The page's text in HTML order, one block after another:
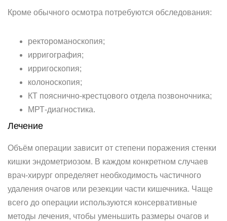
Кроме обычного осмотра потребуются обследования:
ректороманоскопия;
ирригография;
ирригоскопия;
колоноскопия;
КТ пояснично-крестцового отдела позвоночника;
МРТ-диагностика.
Лечение
Объём операции зависит от степени поражения стенки
кишки эндометриозом. В каждом конкретном случаев
врач-хирург определяет необходимость частичного
удаления очагов или резекции части кишечника. Чаще
всего до операции используются консервативные
методы лечения, чтобы уменьшить размеры очагов и